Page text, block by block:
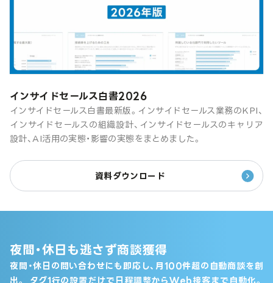
インサイドセールス白書2026
インサイドセールス白書最新版。インサイドセールス業務のKPI、
インサイドセールスの組織設計、インサイドセールスのキャリア
設計、AI活用の実態・影響の実態をまとめました。
資料ダウンロード
夜間・休日も逃さず商談獲得
夜間・休日の問い合わせにも即応し、月100件超の自動商談を創
出。
タグ1行の設置だけで日程調整からWeb接客まで自動化。